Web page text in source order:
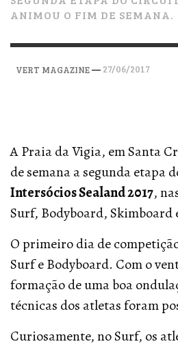
ANIMOU O FIM DE SEMANA.
VERT MAGAZINE— 27/06/2017
A Praia da Vigia, em Santa
de semana a segunda etapa
Intersócios Sealand 2017,
Surf, Bodyboard, Skimboard
O primeiro dia de
Surf e Bodyboard. Com o
formação de uma boa
técnicas dos atletas foram
Curiosamente, no Surf, os